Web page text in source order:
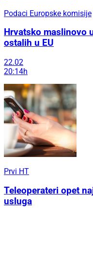
Podaci Europske komisije
Hrvatsko maslinovo
ostalih u EU
22.02
20:14h
Prvi HT
Teleoperateri opet
usluga